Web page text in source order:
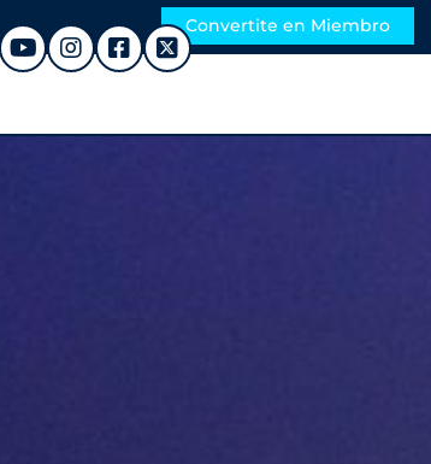
Convertite en Miembro